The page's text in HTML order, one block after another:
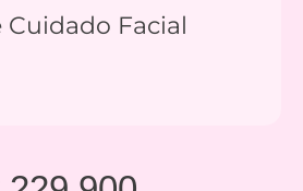
Cuidado Facial